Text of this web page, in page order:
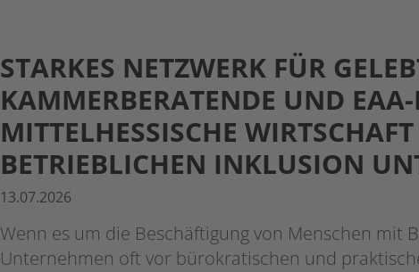
STARKES NETZWERK FÜR
KAMMERBERATENDE UND
MITTELHESSISCHE
BETRIEBLICHEN INKLUSION
13.07.2026
Wenn es um die Beschäftigung von Menschen mit
Unternehmen oft vor bürokratischen und